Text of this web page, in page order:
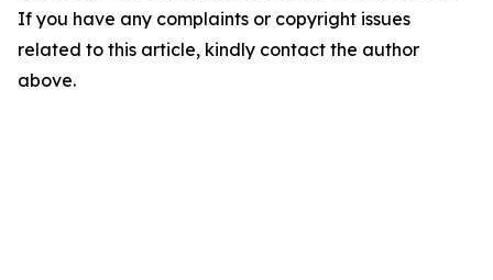
If you have any complaints or copyright issues
related to this article, kindly contact the author
above.